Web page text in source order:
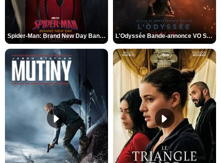
Spider-Man: Brand New Day Bande-annonce VO STFR L'Odyssée Bande-annonce VO STFR